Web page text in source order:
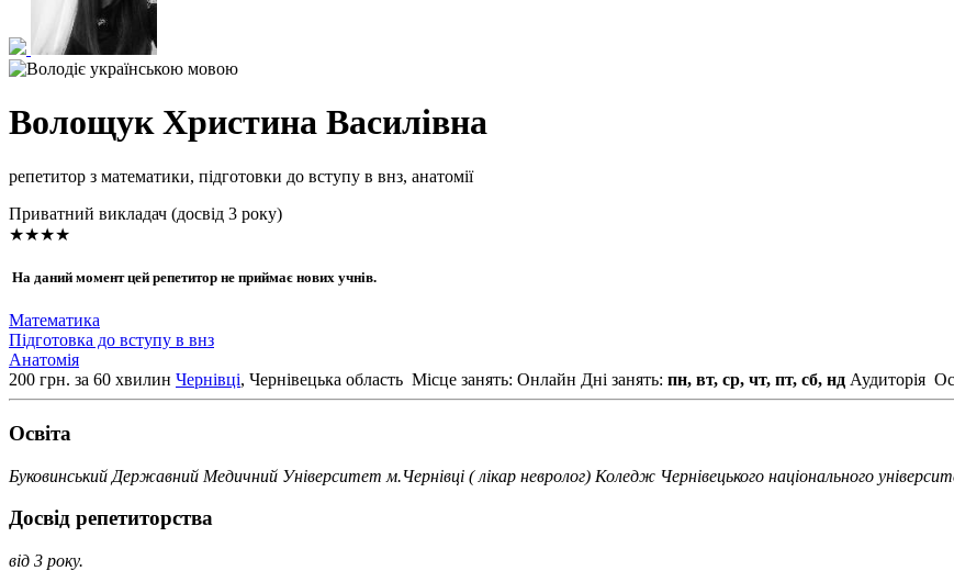
Волощук Христина Василівна
репетитор з математики, підготовки до вступу в внз, анатомії
Приватний викладач (досвід 3 року)
★★★★
На даний момент цей репетитор не приймає нових учнів.
Математика
Підготовка до вступу в внз
Анатомія
200 грн. за 60 хвилин Чернівці, Чернівецька область Місце занять: Онлайн Дні занять: пн, вт, ср, чт, пт, сб, нд Аудиторія
Освiта
Буковинський Державний Медичний Університет м.Чернівці ( лікар невролог) Коледж Чернівецького національного
Досвід репетиторства
від 3 року.